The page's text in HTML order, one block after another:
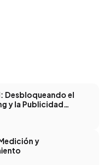
Desbloqueando el
y la Publicidad
y